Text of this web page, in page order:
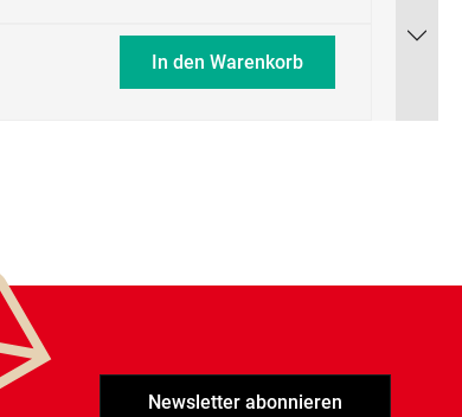
In den Warenkorb
Newsletter abonnieren